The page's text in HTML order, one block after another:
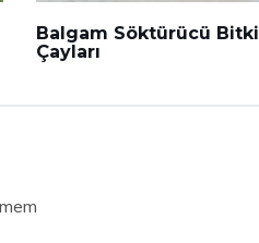
Balgam Söktürücü Bitki
Çayları